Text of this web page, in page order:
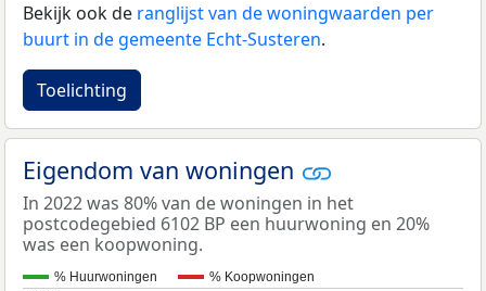
Bekijk ook de ranglijst van de woningwaarden per
buurt in de gemeente Echt-Susteren.
Toelichting
Eigendom van woningen
In 2022 was 80% van de woningen in het
postcodegebied 6102 BP een huurwoning en 20%
was een koopwoning.
% Huurwoningen % Koopwoningen